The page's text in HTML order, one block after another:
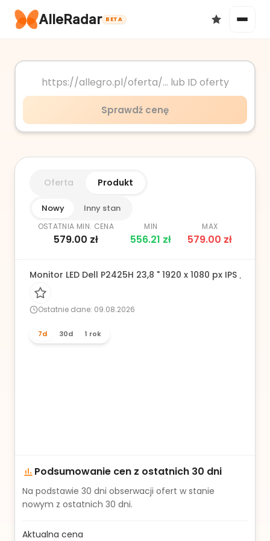
AlleRadar BETA
Okazje
Sprawdź cenę
Oferta Produkt
Nowy Inny stan
OSTATNIA MIN. CENA
579.00 zł
MIN
556.21 zł
MAX
579.00 zł
Monitor LED Dell P2425H 23,8 " 1920 x 1080 px IPS / PLS
Ostatnie dane: 09.08.2026
7d 30d 1 rok
Podsumowanie cen z ostatnich 30 dni
Na podstawie 30 dni obserwacji ofert w stanie
nowym z ostatnich 30 dni.
Aktualna cena